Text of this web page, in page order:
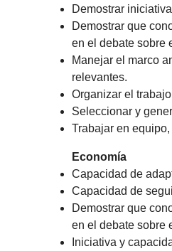
Demostrar
Demostrar que
en el debate sobre
Manejar el marco
relevantes.
Organizar el
Seleccionar y
Trabajar en
Economía
Capacidad de
Capacidad de
Demostrar que
en el debate sobre
Iniciativa y